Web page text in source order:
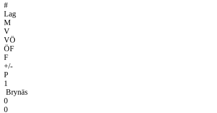
#
Lag
M
V
VÖ
ÖF
F
+/-
P
1
Brynäs
0
0